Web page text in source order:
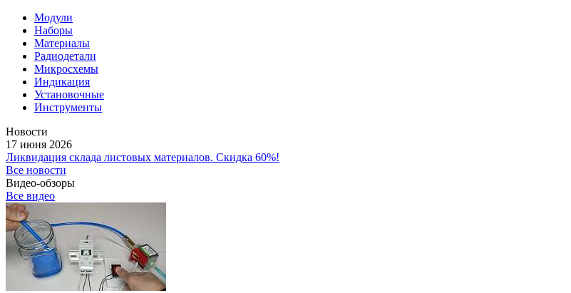
Модули
Наборы
Материалы
Радиодетали
Микросхемы
Индикация
Установочные
Инструменты
Новости
17 июня 2026
Ликвидация склада листовых материалов. Скидка 60%!
Все новости
Видео-обзоры
Все видео